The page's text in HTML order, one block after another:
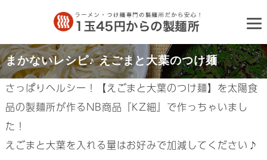
まかないレシピ♪ えごまと大葉のつけ麺
さっぱりヘルシー！【えごまと大葉のつけ麺】を太陽食
品の製麺所が作るNB商品『KZ細』で作っちゃいまし
た！
えごまと大葉を入れる量はお好みで加減してください♪